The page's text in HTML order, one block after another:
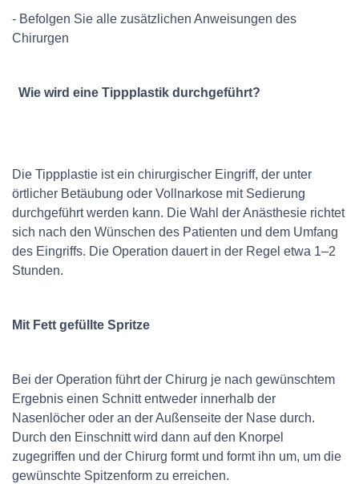
- Befolgen Sie alle zusätzlichen Anweisungen des
Chirurgen
Wie wird eine Tippplastik durchgeführt?
Die Tippplastie ist ein chirurgischer Eingriff, der unter
örtlicher Betäubung oder Vollnarkose mit Sedierung
durchgeführt werden kann. Die Wahl der Anästhesie richtet
sich nach den Wünschen des Patienten und dem Umfang
des Eingriffs. Die Operation dauert in der Regel etwa 1–2
Stunden.
Mit Fett gefüllte Spritze
Bei der Operation führt der Chirurg je nach gewünschtem
Ergebnis einen Schnitt entweder innerhalb der
Nasenlöcher oder an der Außenseite der Nase durch.
Durch den Einschnitt wird dann auf den Knorpel
zugegriffen und der Chirurg formt und formt ihn um, um die
gewünschte Spitzenform zu erreichen.